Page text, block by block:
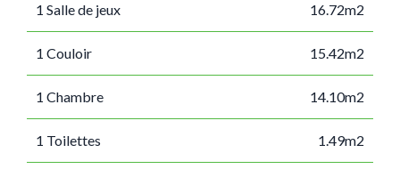
1 Salle de jeux 16.72m2
1 Couloir 15.42m2
1 Chambre 14.10m2
1 Toilettes 1.49m2